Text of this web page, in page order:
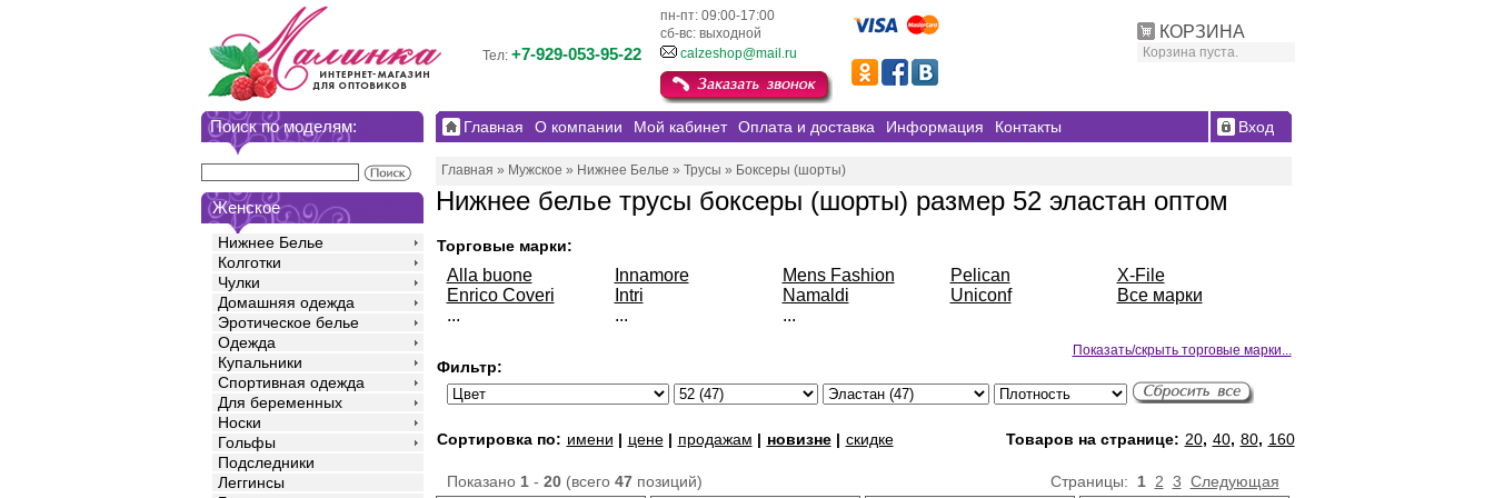
КОРЗИНА
Корзина пуста.
пн-пт: 09:00-17:00
сб-вс: выходной
Тел: +7-929-053-95-22 calzeshop@mail.ru
Поиск по моделям:
Женское
Нижнее Белье
Колготки
Чулки
Домашняя одежда
Эротическое белье
Одежда
Купальники
Спортивная одежда
Для беременных
Носки
Гольфы
Подследники
Леггинсы
Главная О компании Мой кабинет Оплата и доставка Информация Контакты Вход
Главная » Мужское » Нижнее Белье » Трусы » Боксеры (шорты)
Нижнее белье трусы боксеры (шорты) размер 52 эластан оптом
Торговые марки:
Alla buone
Enrico Coveri
...
Innamore
Intri
...
Mens Fashion
Namaldi
...
Pelican
Uniconf
X-File
Все марки
Показать/скрыть торговые марки...
Фильтр:
Сортировка по: имени | цене| продажам | новизне| скидке Товаров на странице: 20, 40, 80, 160
Страницы: 1 2 3 Следующая
Показано 1- 20(всего 47позиций)